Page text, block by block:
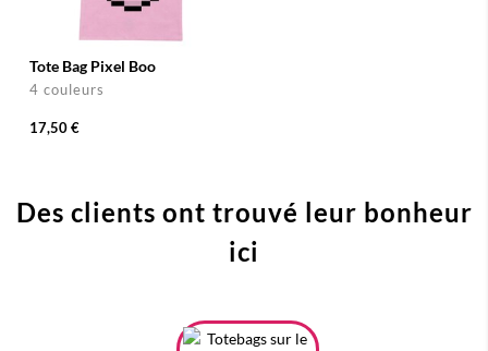
Tote Bag Pixel Boo
4 couleurs
17,50 €
Des clients ont trouvé leur bonheur
ici